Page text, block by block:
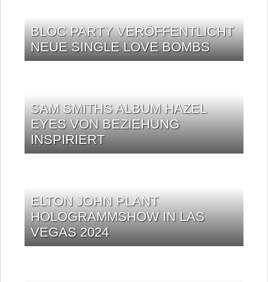
BLOC PARTY VERÖFFENTLICHT
NEUE SINGLE LOVE BOMBS
SAM SMITHS ALBUM HAZEL
EYES VON BEZIEHUNG
INSPIRIERT
ELTON JOHN PLANT
HOLOGRAMMSHOW IN LAS
VEGAS 2024